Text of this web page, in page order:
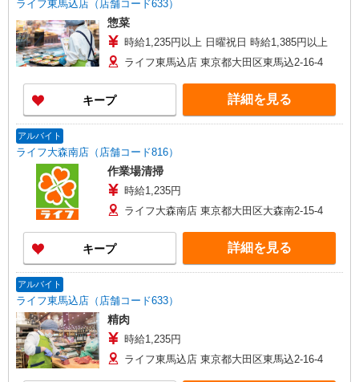
ライフ東馬込店（店舗コード633）
惣菜
時給1,235円以上 日曜祝日 時給1,385円以上
ライフ東馬込店 東京都大田区東馬込2-16-4
キープ 詳細を見る
アルバイト
ライフ大森南店（店舗コード816）
作業場清掃
時給1,235円
ライフ大森南店 東京都大田区大森南2-15-4
キープ 詳細を見る
アルバイト
ライフ東馬込店（店舗コード633）
精肉
時給1,235円
ライフ東馬込店 東京都大田区東馬込2-16-4